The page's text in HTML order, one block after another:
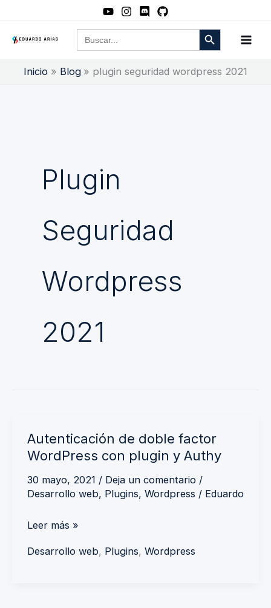
contenido
Buscar: Botón de búsqueda
Inicio Blog plugin seguridad wordpress 2021
Plugin
Seguridad
Wordpress
2021
Autenticación de doble factor
WordPress con plugin y Authy
30 mayo, 2021 / Deja un comentario /
Desarrollo web, Plugins, Wordpress / Eduardo
de
doble
factor
WordPress
plugin
y
Leer más »
Desarrollo web, Plugins, Wordpress